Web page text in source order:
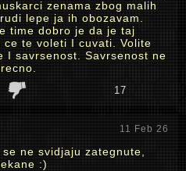
zenama zbog malih
lepe ja ih obozavam.
time dobro je da je taj
te voleti I cuvati. Volite
I savrsenost. Savrsenost ne
17
11 Feb 26
ne svidjaju zategnute,
:)